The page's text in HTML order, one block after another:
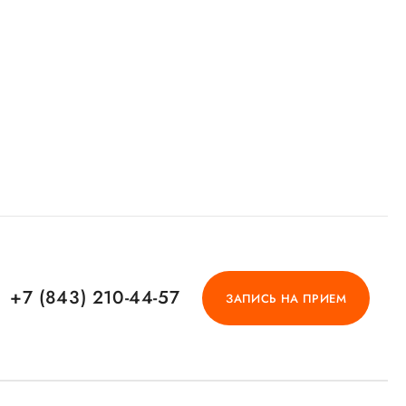
+7 (843) 210-44-57 ЗАПИСЬ НА ПРИЕМ